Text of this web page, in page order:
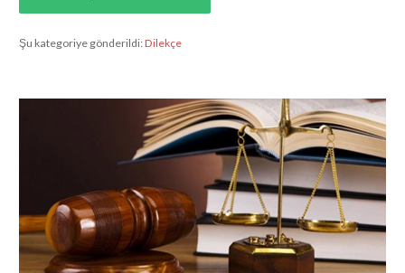
Şu kategoriye gönderildi:Dilekçe